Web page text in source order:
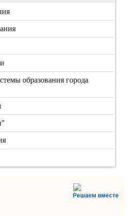
образования города
Решаем вместе